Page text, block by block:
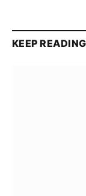
KEEP READING